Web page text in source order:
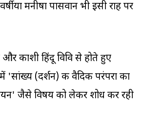
मनीषा पासवान भी इसी राह पर
काशी हिंदू विवि से होते हुए
(दर्शन) की वैदिक परंपरा का
जैसे विषय को लेकर शोध कर रही